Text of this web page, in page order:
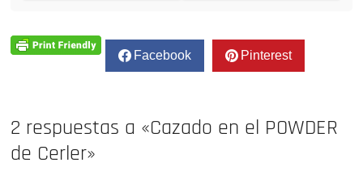
Facebook Pinterest
2 respuestas a «Cazado en el POWDER
de Cerler»